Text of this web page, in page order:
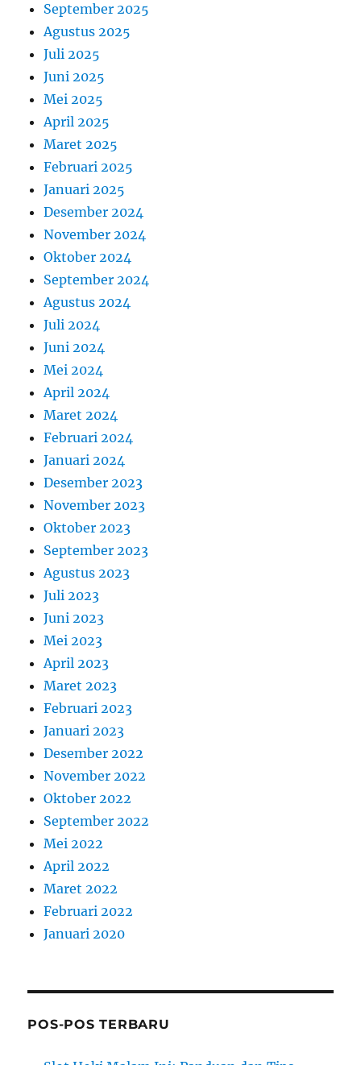
September 2025
Agustus 2025
Juli 2025
Juni 2025
Mei 2025
April 2025
Maret 2025
Februari 2025
Januari 2025
Desember 2024
November 2024
Oktober 2024
September 2024
Agustus 2024
Juli 2024
Juni 2024
Mei 2024
April 2024
Maret 2024
Februari 2024
Januari 2024
Desember 2023
November 2023
Oktober 2023
September 2023
Agustus 2023
Juli 2023
Juni 2023
Mei 2023
April 2023
Maret 2023
Februari 2023
Januari 2023
Desember 2022
November 2022
Oktober 2022
September 2022
Mei 2022
April 2022
Maret 2022
Februari 2022
Januari 2020
POS-POS TERBARU